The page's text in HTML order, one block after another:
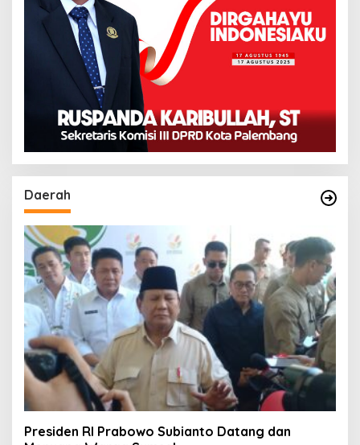
Daerah
Presiden RI Prabowo Subianto Datang dan